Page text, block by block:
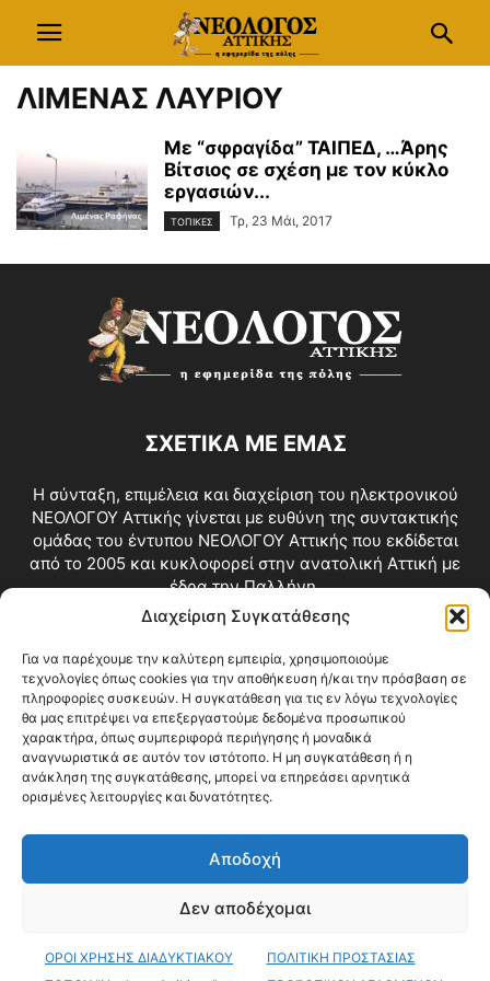
Διαχείριση Συγκατάθεσης
Για να παρέχουμε την καλύτερη εμπειρία, χρησιμοποιούμε
τεχνολογίες όπως cookies για την αποθήκευση ή/και την πρόσβαση σε
πληροφορίες συσκευών. Η συγκατάθεση για τις εν λόγω τεχνολογίες
θα μας επιτρέψει να επεξεργαστούμε δεδομένα προσωπικού
χαρακτήρα, όπως συμπεριφορά περιήγησης ή μοναδικά
αναγνωριστικά σε αυτόν τον ιστότοπο. Η μη συγκατάθεση ή η
ανάκληση της συγκατάθεσης, μπορεί να επηρεάσει αρνητικά
ορισμένες λειτουργίες και δυνατότητες.
Αποδοχή
Δεν αποδέχομαι
ΟΡΟΙ ΧΡΗΣΗΣ ΔΙΑΔΥΚΤΙΑΚΟΥ
ΠΟΛΙΤΙΚΗ ΠΡΟΣΤΑΣΙΑΣ
ΛΙΜΕΝΑΣ ΛΑΥΡΙΟΥ
Με “σφραγίδα” ΤΑΙΠΕΔ, …Άρης
Βίτσιος σε σχέση με τον κύκλο
εργασιών...
ΤΟΠΙΚΕΣ Τρ, 23 Μάι, 2017
ΣΧΕΤΙΚΑ ΜΕ ΕΜΑΣ
Η σύνταξη, επιμέλεια και διαχείριση του ηλεκτρονικού
ΝΕΟΛΟΓΟΥ Αττικής γίνεται με ευθύνη της συντακτικής
ομάδας του έντυπου ΝΕΟΛΟΓΟΥ Αττικής που εκδίδεται
από το 2005 και κυκλοφορεί στην ανατολική Αττική με
έδρα την Παλλήνη.
Επικοινωνία:info@neologosattikis.gr
ΑΚΟΛΟΥΘΗΣΕ ΜΑΣ
Videos Όροι Χρήσης
© Copyright 2026 ΝΕΟΛΟΓΟΣ ΑΤΤΙΚΗΣ • All Rights Reserved •